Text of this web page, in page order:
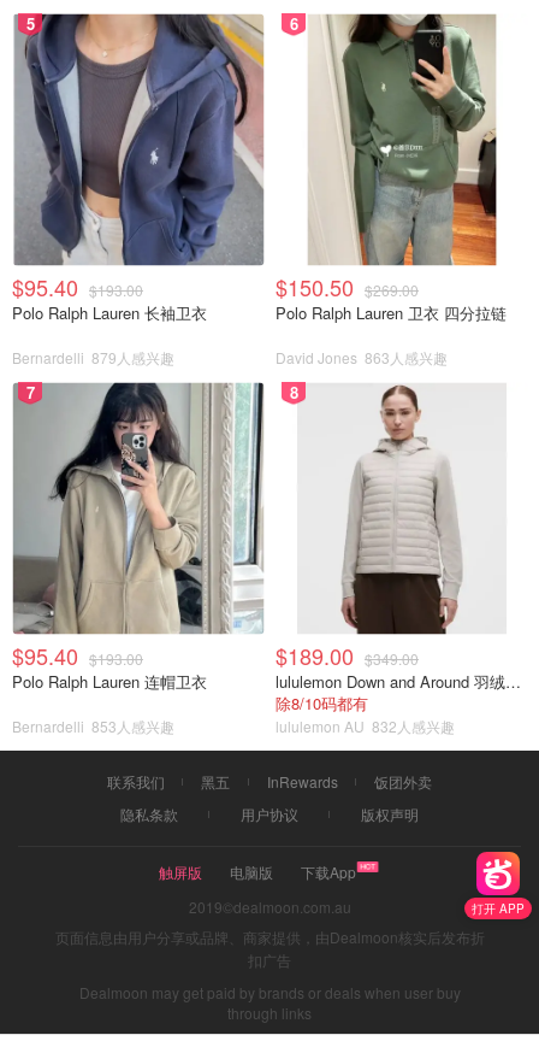
打开 APP
5
$95.40 $193.00
Polo Ralph Lauren 长袖卫衣
Bernardelli 879人感兴趣
6
$150.50 $269.00
Polo Ralph Lauren 卫衣 四分拉链
David Jones 863人感兴趣
7
$95.40 $193.00
Polo Ralph Lauren 连帽卫衣
Bernardelli 853人感兴趣
8
$189.00 $349.00
lululemon Down and Around 羽绒夹克
除8/10码都有
lululemon AU 832人感兴趣
联系我们 黑五 InRewards
饭团外卖
隐私条款
用户协议 版权声明
触屏版 电脑版
下载App
2019©dealmoon.com.au
页面信息由用户分享或品牌、商家提供，由Dealmoon核实后发布折
扣广告
Dealmoon may get paid by brands or deals when user buy
through links